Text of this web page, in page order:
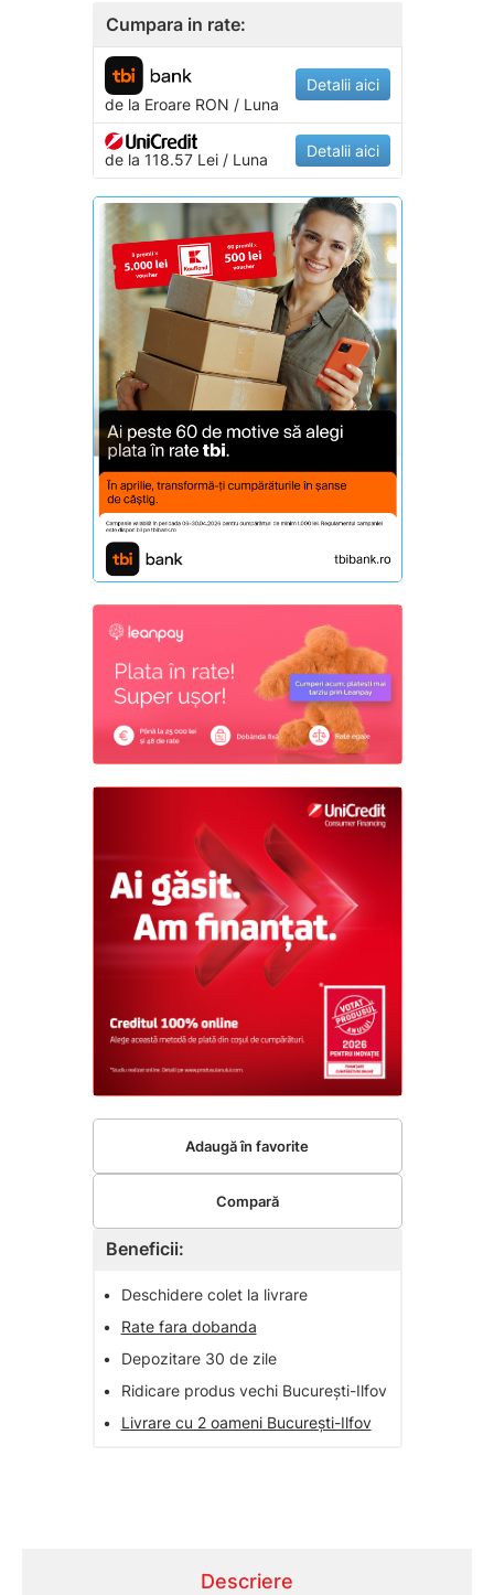
Beneficii:
•
Deschidere colet la livrare
•
Rate fara dobanda
•
Depozitare 30 de zile
•
Ridicare produs vechi București-Ilfov
•
Livrare cu 2 oameni București-Ilfov
Cumpara in rate:
de la EroareRON / Luna
Detalii aici
de la 118.57 Lei / Luna Detalii aici
Adaugă în favorite
Compară
Descriere